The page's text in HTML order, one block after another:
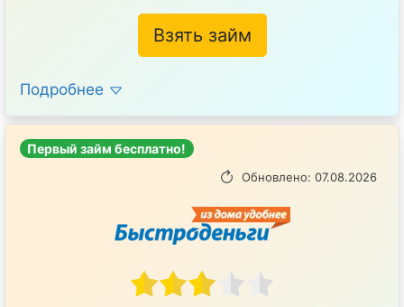
Взять займ
Подробнее
Первый займ бесплатно!
Обновлено: 07.08.2026